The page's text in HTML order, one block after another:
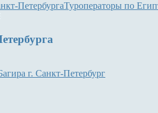
ПетербургаТуроператоры по